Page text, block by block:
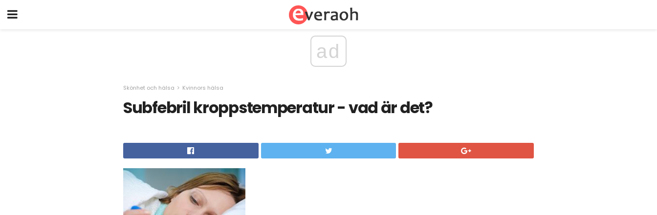
ad
Skönhet och hälsa Kvinnors hälsa
Subfebril kroppstemperatur - vad är det?